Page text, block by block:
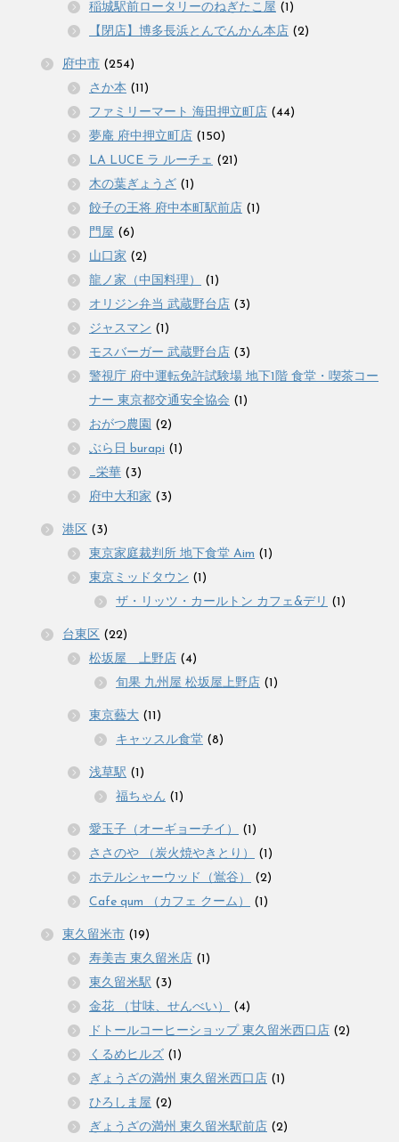
稲城駅前ロータリーのねぎたこ屋 (1)
【閉店】博多長浜とんでんかん本店 (2)
府中市 (254)
さか本 (11)
ファミリーマート 海田押立町店 (44)
夢庵 府中押立町店 (150)
LA LUCE ラ ルーチェ (21)
木の葉ぎょうざ (1)
餃子の王将 府中本町駅前店 (1)
門屋 (6)
山口家 (2)
龍ノ家（中国料理）
(1)
オリジン弁当 武蔵野台店 (3)
ジャスマン (1)
モスバーガー 武蔵野台店 (3)
警視庁 府中運転免許試験場 地下1階 食堂・喫茶コー
ナー 東京都交通安全協会 (1)
おがつ農園 (2)
ぶら日 burapi (1)
_栄華 (3)
府中大和家 (3)
港区 (3)
東京家庭裁判所 地下食堂 Aim (1)
東京ミッドタウン (1)
ザ・リッツ・カールトン カフェ&デリ (1)
台東区 (22)
松坂屋 上野店 (4)
旬果 九州屋 松坂屋上野店 (1)
東京藝大 (11)
キャッスル食堂 (8)
浅草駅 (1)
福ちゃん (1)
愛玉子（オーギョーチイ）
(1)
ささのや （炭火焼やきとり）
(1)
ホテルシャーウッド（鴬谷）
(2)
Cafe qum （カフェ クーム）
(1)
東久留米市 (19)
寿美吉 東久留米店 (1)
東久留米駅 (3)
金花 （甘味、せんべい）
(4)
ドトールコーヒーショップ 東久留米西口店 (2)
くるめヒルズ (1)
ぎょうざの満州 東久留米西口店 (1)
ひろしま屋 (2)
ぎょうざの満州 東久留米駅前店 (2)